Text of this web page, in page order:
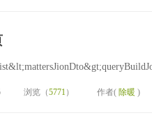
浏览（5771） 作者( 除暖 )